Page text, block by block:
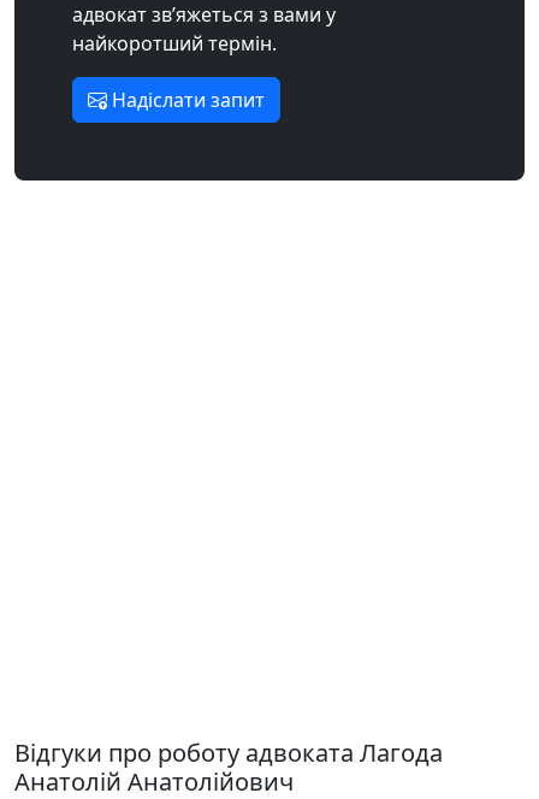
адвокат зв’яжеться з вами у
найкоротший термін.
Надіслати запит
Відгуки про роботу адвоката Лагода
Анатолій Анатолійович